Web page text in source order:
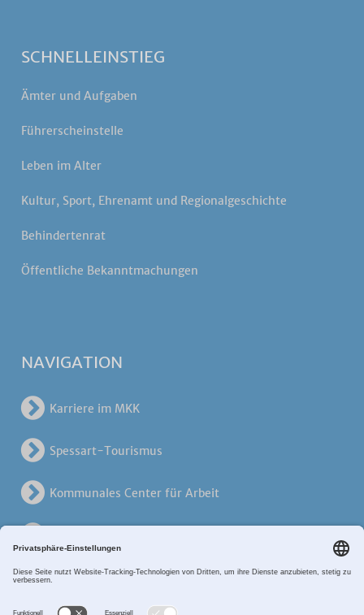
SCHNELLEINSTIEG
Ämter und Aufgaben
Führerscheinstelle
Leben im Alter
Kultur, Sport, Ehrenamt und Regionalgeschichte
Behindertenrat
Öffentliche Bekanntmachungen
NAVIGATION
Karriere im MKK
Spessart-Tourismus
Kommunales Center für Arbeit
Alten- und Pflegezentren